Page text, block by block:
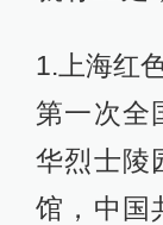
1.上海红
第一次全
华烈士陵
馆，中国